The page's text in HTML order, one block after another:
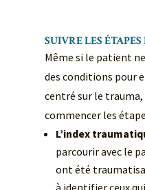
SUIVRE LES
Même si le patient
des conditions pour
centré sur le trauma,
commencer les
L’index
parcourir avec le
ont été
à identifier ceux